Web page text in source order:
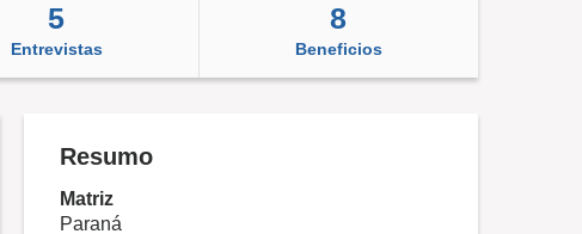
5
Entrevistas
8
Beneficios
Resumo
Matriz
Paraná